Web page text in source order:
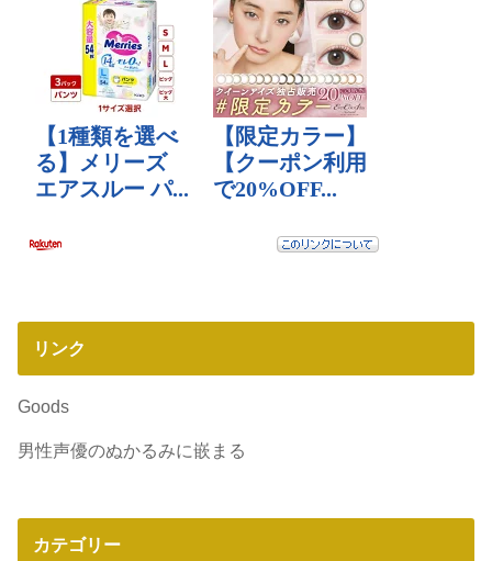
リンク
Goods
男性声優のぬかるみに嵌まる
カテゴリー